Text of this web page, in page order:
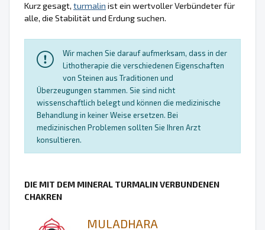
Kurz gesagt, turmalin ist ein wertvoller Verbündeter für
alle, die Stabilität und Erdung suchen.
Wir machen Sie darauf aufmerksam, dass in der
Lithotherapie die verschiedenen Eigenschaften
von Steinen aus Traditionen und
Überzeugungen stammen. Sie sind nicht
wissenschaftlich belegt und können die medizinische
Behandlung in keiner Weise ersetzen. Bei
medizinischen Problemen sollten Sie Ihren Arzt
konsultieren.
DIE MIT DEM MINERAL TURMALIN VERBUNDENEN
CHAKREN
MULADHARA